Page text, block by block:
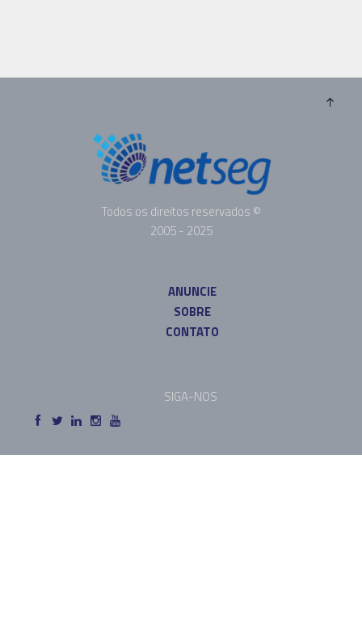
Todos os direitos reservados ©
2005 - 2025
ANUNCIE
SOBRE
CONTATO
SIGA-NOS